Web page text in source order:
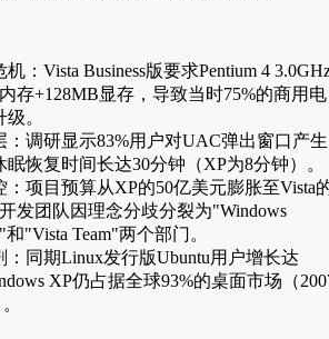
：Vista Business版要求Pentium 4
存+128MB显存，导致当时75%的商用电
。
：调研显示83%用户对UAC弹出窗口产生
恢复时间长达30分钟（XP为8分钟）。
：项目预算从XP的50亿美元膨胀至Vista
发团队因理念分歧分裂为"Windows
和"Vista Team"两个部门。
：同期Linux发行版Ubuntu用户增长达
XP仍占据全球93%的桌面市场（